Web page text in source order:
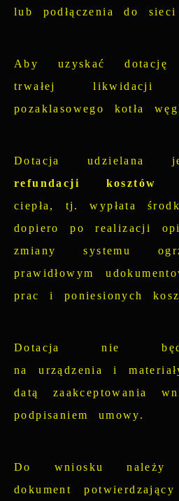
lub podłączenia do sieci
Aby uzyskać
trwałej likwidacji
pozaklasowego kotła
Dotacja
refundacji kosztów
ciepła, tj. wypłata
dopiero po realizacji
zmiany systemu
prawidłowym
prac i poniesionych
Dotacja nie
na urządzenia i
datą zaakceptowania
podpisaniem umowy.
Do wniosku należy
dokument